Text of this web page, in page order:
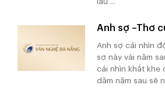
lâu ...
Anh sợ –Thơ
Anh sợ cái nhìn
sợ này vài năm
cái nhìn khắt khe
dăm năm sau sẽ